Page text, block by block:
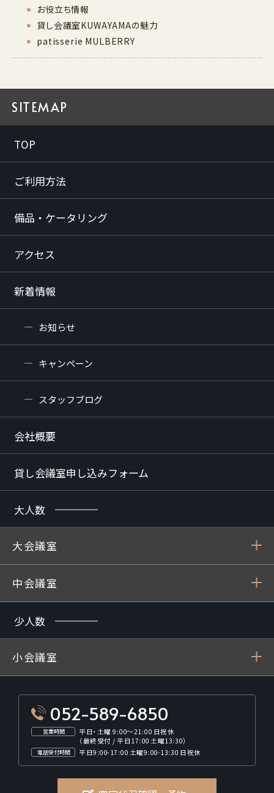
お役立ち情報
貸し会議室KUWAYAMAの魅力
patisserie MULBERRY
SITEMAP
TOP
ご利用方法
備品・ケータリング
アクセス
新着情報
お知らせ
キャンペーン
スタッフブログ
会社概要
貸し会議室申し込みフォーム
大人数
大会議室
中会議室
少人数
小会議室
052-589-6850
営業時間
平日・土曜 9:00～21:00 日祝休
（最終受付 / 平日17:00 土曜13:30）
電話受付時間 平日9:00-17:00 土曜9:00-13:30 日祝休